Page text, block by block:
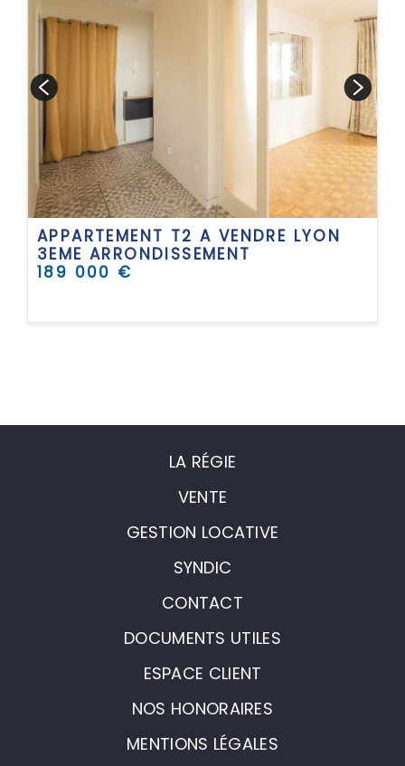
APPARTEMENT T2 A VENDRE LYON
3EME ARRONDISSEMENT
189 000 €
LA RÉGIE
VENTE
GESTION LOCATIVE
SYNDIC
CONTACT
DOCUMENTS UTILES
ESPACE CLIENT
NOS HONORAIRES
MENTIONS LÉGALES